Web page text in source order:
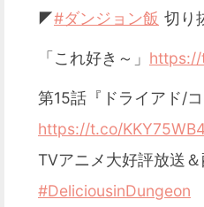
◤#ダンジョン飯 切り
「これ好き～」 https://
第15話『ドライアド/
https://t.co/
TVアニメ大好評放送
#DeliciousinDungeon